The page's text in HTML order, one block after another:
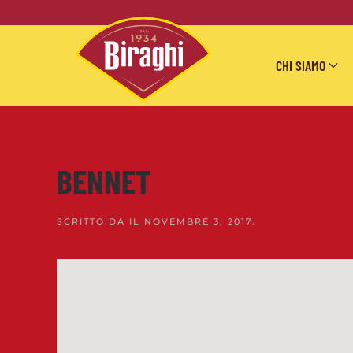
Skip to main content
CHI SIAMO
BENNET
SCRITTO DA IL NOVEMBRE 3, 2017.